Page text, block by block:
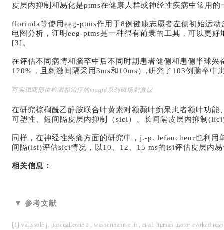
皮层内抑制和易化是ptms在健康人群或神经性疾病中常用
florinda等使用eeg-ptms作用于8例健康志愿者左侧初始运
电图分析，证明eeg-ptms是一种很有前景的工具，可以更
[3] 。
在评估不同病情和脑卒中后不同时期患者健侧和患侧半球兴
120%，且刺激间隔采用3ms和10ms）,研究了103例脑卒
可实现双部位检测和治疗的magtd系列磁场刺激仪
在研究棕榈酰乙醇胺联合叶黄素对额颞叶痴呆患者额叶功能
可塑性、短间隔皮层内抑制（sici ）、长间隔皮层内抑制
同样，在神经性疼痛方面的研究中， j.-p. lefaucheur也利用
间隔(isi)评估sici情况，以 10、12、15 ms的isi评估皮层内
相关信息：
▼ 参考文献
[1] vallssolé j, pascualleone a , wassermann e m , et al. human motor evoked